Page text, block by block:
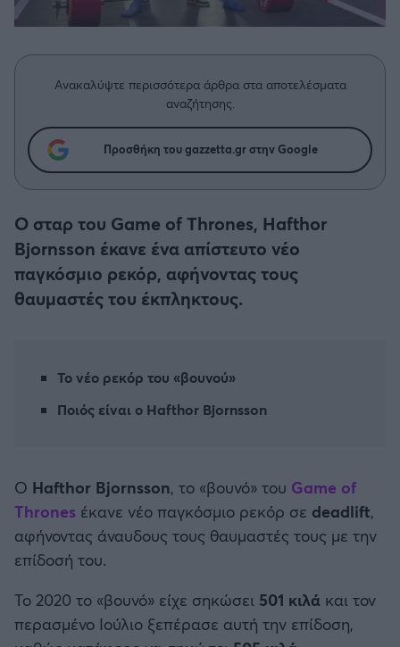
Δημήτρης Τσορμπατζόγλου
Άρης
Βόλος
Ατρόμητος Αθηνών
Καλαμάτα
Μπαρτσελόνα
Ρεάλ Μαδρίτης
Ατλέτικο Μαδρίτης
Συνεντεύξεις
Ανακαλύψτε περισσότερα άρθρα στα αποτελέσματα
αναζήτησης.
Προσθήκη του gazzetta.gr στην Google
Ο σταρ του Game of Thrones, Hafthor
Bjornsson έκανε ένα απίστευτο νέο
παγκόσμιο ρεκόρ, αφήνοντας τους
θαυμαστές του έκπληκτους.
Το νέο ρεκόρ του «βουνού»
Ποιός είναι ο Hafthor Bjornsson
Ο Hafthor Bjornsson, το «βουνό» του Game of
Thrones έκανε νέο παγκόσμιο ρεκόρ σε deadlift,
αφήνοντας άναυδους τους θαυμαστές τους με την
επίδοσή του.
Το 2020 το «βουνό» είχε σηκώσει 501 κιλά και τον
περασμένο Ιούλιο ξεπέρασε αυτή την επίδοση,